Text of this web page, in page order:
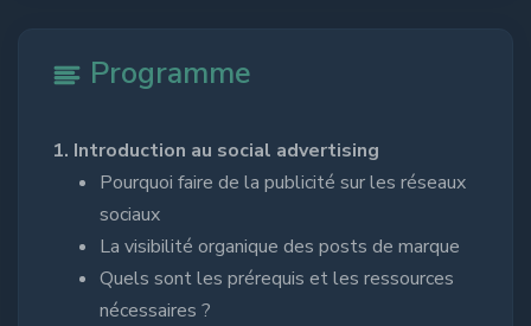
Programme
1. Introduction au social advertising
Pourquoi faire de la publicité sur les réseaux
sociaux
La visibilité organique des posts de marque
Quels sont les prérequis et les ressources
nécessaires ?